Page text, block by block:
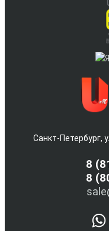
Санкт-Петербург,
8
8